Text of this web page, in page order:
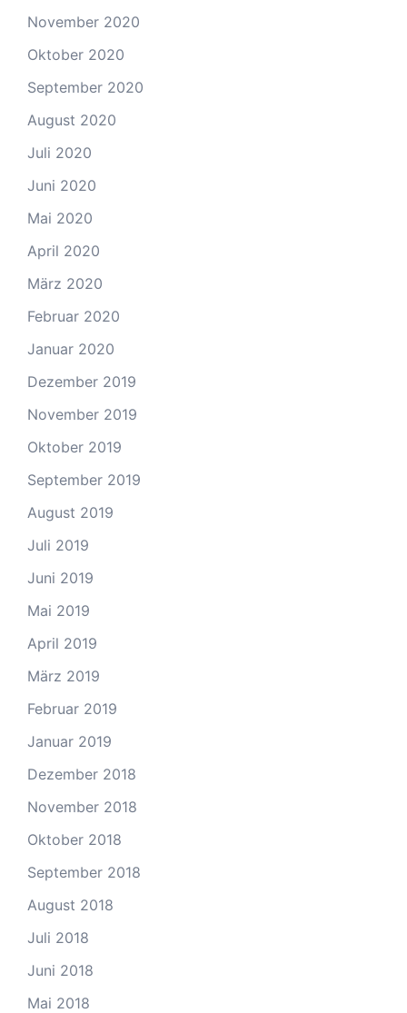
November 2020
Oktober 2020
September 2020
August 2020
Juli 2020
Juni 2020
Mai 2020
April 2020
März 2020
Februar 2020
Januar 2020
Dezember 2019
November 2019
Oktober 2019
September 2019
August 2019
Juli 2019
Juni 2019
Mai 2019
April 2019
März 2019
Februar 2019
Januar 2019
Dezember 2018
November 2018
Oktober 2018
September 2018
August 2018
Juli 2018
Juni 2018
Mai 2018